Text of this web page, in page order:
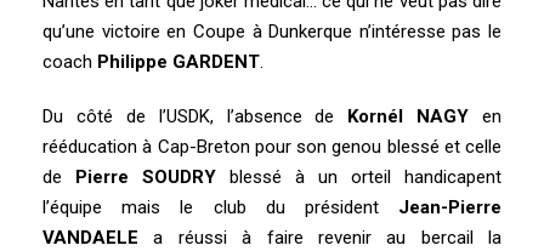
qu’une victoire en Coupe à Dunkerque n’intéresse pas le
coach Philippe GARDENT.
Du côté de l’USDK, l’absence de Kornél NAGY en
rééducation à Cap-Breton pour son genou blessé et celle
de Pierre SOUDRY blessé à un orteil handicapent
l’équipe mais le club du président Jean-Pierre
VANDAELE a réussi à faire revenir au bercail la